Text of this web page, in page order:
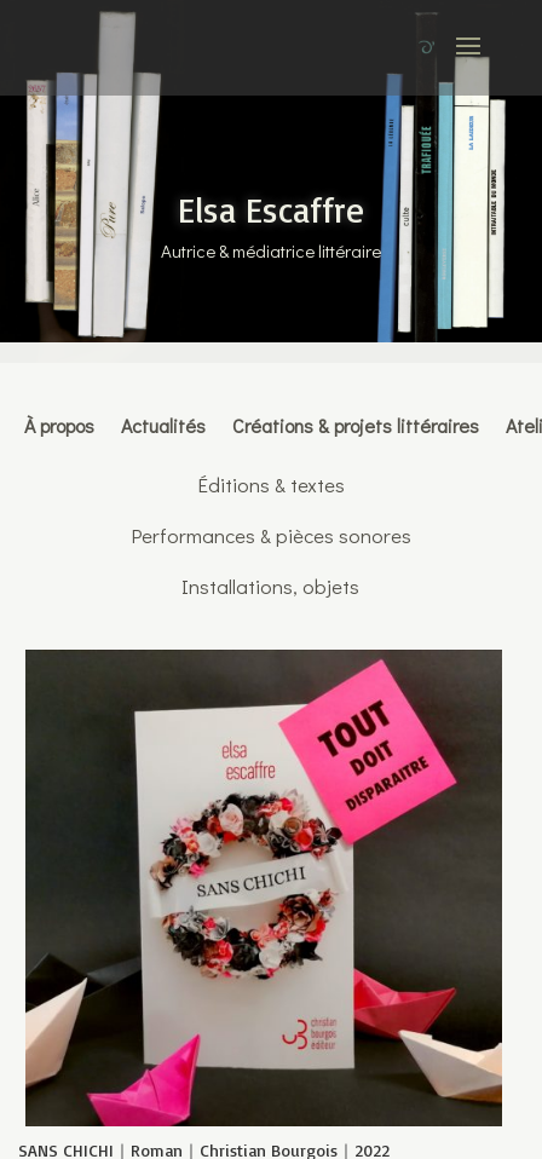
Elsa Escaffre
Autrice & médiatrice littéraire
À propos Actualités Créations & projets littéraires
Éditions & textes
Performances & pièces sonores
Installations, objets
SANS CHICHI｜Roman｜Christian Bourgois｜2022